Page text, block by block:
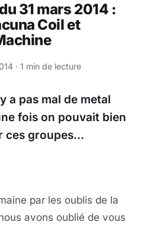
31 mars 2014 :
Coil et
· 1 min de lecture
a pas mal de metal
fois on pouvait bien
ces groupes…
par les oublis de la
avons oublié de vous